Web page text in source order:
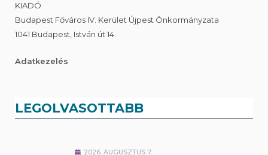
KIADÓ
Budapest Főváros IV. Kerület Újpest Önkormányzata
1041 Budapest, István út 14.
Adatkezelés
LEGOLVASOTTABB
2026. AUGUSZTUS 7.